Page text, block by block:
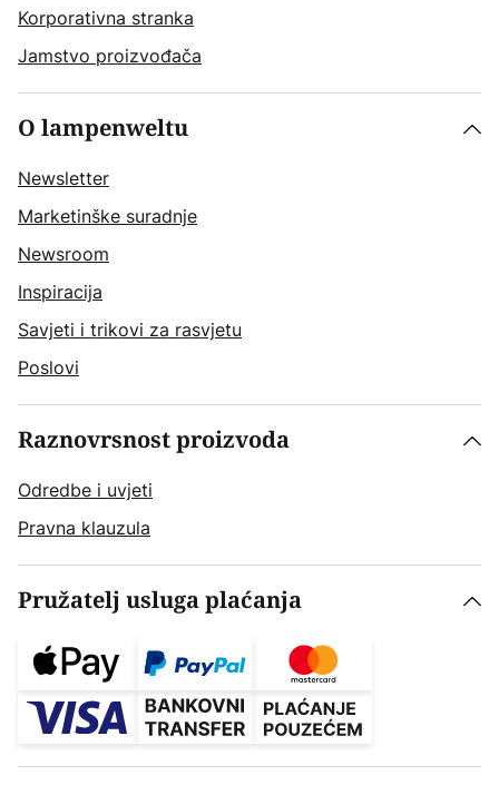
Korporativna stranka
Jamstvo proizvođača
O lampenweltu
Newsletter
Marketinške suradnje
Newsroom
Inspiracija
Savjeti i trikovi za rasvjetu
Poslovi
Raznovrsnost proizvoda
Odredbe i uvjeti
Pravna klauzula
Pružatelj usluga plaćanja